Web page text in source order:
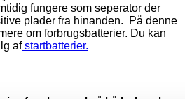
fungere som seperator der
plader fra hinanden. På denne
om forbrugsbatterier. Du kan
afstartbatterier.